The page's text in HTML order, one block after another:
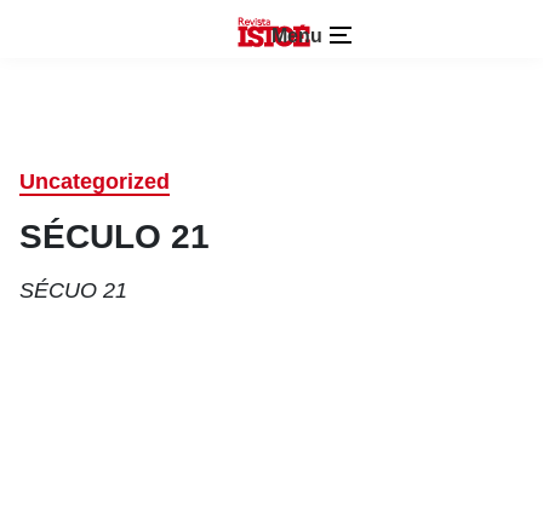
Menu
Uncategorized
SÉCULO 21
SÉCUO 21